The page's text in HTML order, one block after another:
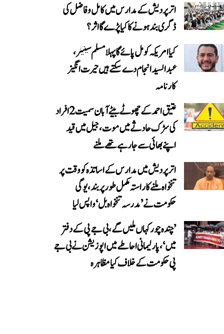
اتر پردیش کے مدارس میں کامل و فاضل کی
ڈگری بند ہونے کا کیا پڑے گا اثر؟
کیا امریکہ کو مل پائے گا پہلا مسلم سینیٹر،
عبدالسید انجام دے سکتے ہیں حیرت انگیز
کارنامہ
عتیق احمد کے چھوٹے بیٹے آبان سمیت 2 افراد
کی سڑک حادثے میں موت، جیل میں قید
اپنے بھائی سے جا رہے تھے ملنے
اتر پردیش میں مدارس کے اساتذہ کو وقت پر
تنخواہ ملنے کا راستہ مکمل طور پر بند، یوگی
حکومت نے ’مدرسہ تنخواہ بل‘ واپس لیا
’چندہ چور کہاں ملیں گے، بی جے پی کے دفتر
میں‘، پارلیمانی احاطے میں اپوزیشن نے بی جے
پی حکومت کے خلاف کیا مظاہرہ